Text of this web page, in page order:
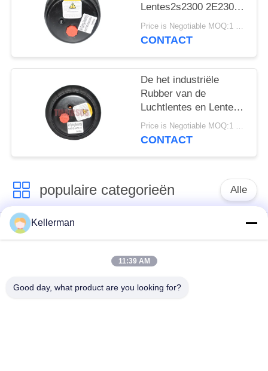
Lentes2s2300 2E2300
Lucht van de
vrachtwagenlucht
Price is Negotiable MOQ:1 PC
CONTACT
De het industriële
Rubber van de
Luchtlentes en Lente
van de Staal2e6*6
2S70-13 Lucht
Price is Negotiable MOQ:1 PC
CONTACT
populaire categorieën Alle
De Schok van de
luchtopschorting
luchtopschorting
Benz de Delen
BMW-de Delen van
Kellerman
11:39 AM
Good day, what product are you looking for?